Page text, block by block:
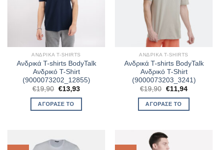
ΑΝΔΡΙΚΆ T-SHIRTS
Ανδρικά T-shirts BodyTalk
Ανδρικό T-Shirt
(9000073202_12855)
€19,90 Original
was:
€19,90.
€13,93Η
ΑΓΌΡΑΣΈ ΤΟ
ΑΝΔΡΙΚΆ T-SHIRTS
Ανδρικά T-shirts BodyTalk
Ανδρικό T-Shirt
(9000073203_3241)
€19,90 Original
was:
€19,90.
€11,94Η
ΑΓΌΡΑΣΈ ΤΟ